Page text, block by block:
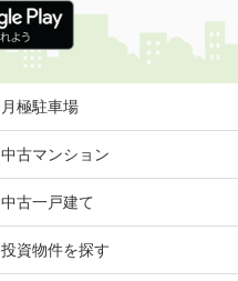
月極駐車場
中古マンション
中古一戸建て
投資物件を探す